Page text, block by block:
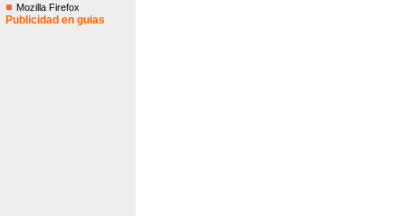
Mozilla Firefox
Publicidad en guias